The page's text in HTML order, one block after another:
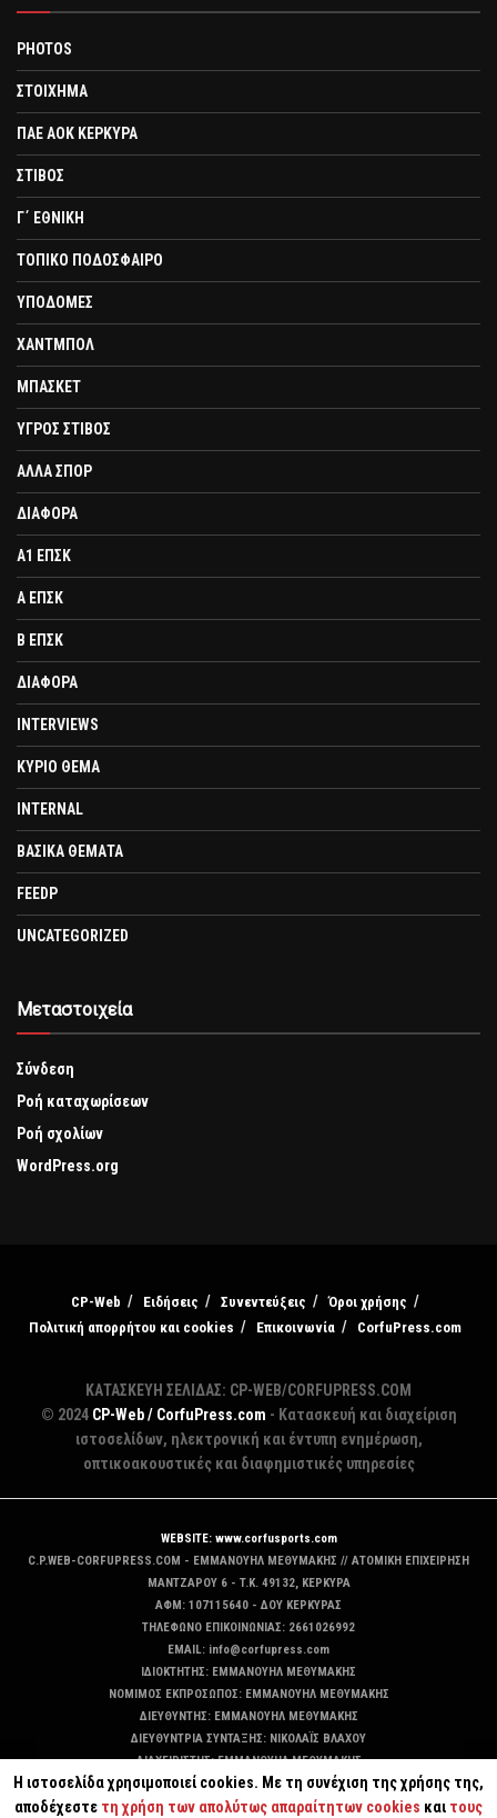
PHOTOS
ΣΤΟΙΧΗΜΑ
ΠΑΕ ΑΟΚ ΚΕΡΚΥΡΑ
ΣΤΙΒΟΣ
Γ΄ ΕΘΝΙΚΗ
ΤΟΠΙΚΟ ΠΟΔΟΣΦΑΙΡΟ
ΥΠΟΔΟΜΕΣ
ΧΑΝΤΜΠΟΛ
ΜΠΑΣΚΕΤ
ΥΓΡΟΣ ΣΤΙΒΟΣ
ΑΛΛΑ ΣΠΟΡ
ΔΙΑΦΟΡΑ
Α1 ΕΠΣΚ
Α ΕΠΣΚ
Β ΕΠΣΚ
ΔΙΑΦΟΡΑ
INTERVIEWS
ΚΥΡΙΟ ΘΕΜΑ
INTERNAL
ΒΑΣΙΚΑ ΘΕΜΑΤΑ
FEEDP
UNCATEGORIZED
Μεταστοιχεία
Σύνδεση
Ροή καταχωρίσεων
Ροή σχολίων
WordPress.org
CP-Web Ειδήσεις Συνεντεύξεις
Όροι χρήσης
Πολιτική απορρήτου και cookies
Επικοινωνία CorfuPress.com
ΚΑΤΑΣΚΕΥΗ ΣΕΛΙΔΑΣ: CP-WEB/CORFUPRESS.COM
© 2024 CP-Web / CorfuPress.com - Κατασκευή και διαχείριση
ιστοσελίδων, ηλεκτρονική και έντυπη ενημέρωση,
οπτικοακουστικές και διαφημιστικές υπηρεσίες
WEBSITE: www.corfusports.com
C.P.WEB-CORFUPRESS.COM - ΕΜΜΑΝΟΥΗΛ ΜΕΘΥΜΑΚΗΣ // ΑΤΟΜΙΚΗ ΕΠΙΧΕΙΡΗΣΗ
MANTZAΡΟΥ 6 - T.K. 49132, ΚΕΡΚΥΡΑ
ΑΦΜ: 107115640 - ΔΟΥ ΚΕΡΚΥΡΑΣ
ΤΗΛΕΦΩΝΟ ΕΠΙΚΟΙΝΩΝΙΑΣ: 2661026992
EMAIL: info@corfupress.com
ΙΔΙΟΚΤΗΤΗΣ: EMMANOYΗΛ ΜΕΘΥΜΑΚΗΣ
ΝΟΜΙΜΟΣ ΕΚΠΡΟΣΩΠΟΣ: EMMANOYΗΛ ΜΕΘΥΜΑΚΗΣ
ΔΙΕΥΘΥΝΤΗΣ: EMMANOYΗΛ ΜΕΘΥΜΑΚΗΣ
ΔΙΕΥΘΥΝΤΡΙΑ ΣΥΝΤΑΞΗΣ: ΝΙΚΟΛΑΪΣ ΒΛΑΧΟΥ
ΔΙΑΧΕΙΡΙΣΤΗΣ: EMMANOYΗΛ ΜΕΘΥΜΑΚΗΣ
ΔΙΚΑΙΟΥΧΟΣ DOMAIN: ΕΜΜΑΝΟΥΗΛ ΜΕΘΥΜΑΚΗΣ
Η ιστοσελίδα χρησιμοποιεί cookies. Με τη συνέχιση της χρήσης της,
αποδέχεστε τη χρήση των απολύτως απαραίτητων cookies και τους